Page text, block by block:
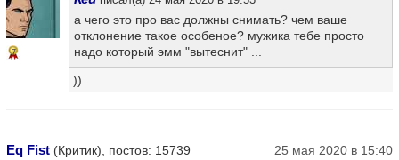
7
а чего это про вас должны снимать? чем ваше
отклонение такое особеное? мужика тебе просто
надо который эмм "вытеснит" ...
))
Eq Fist (Критик), постов: 15739 25 мая 2020 в 15:40